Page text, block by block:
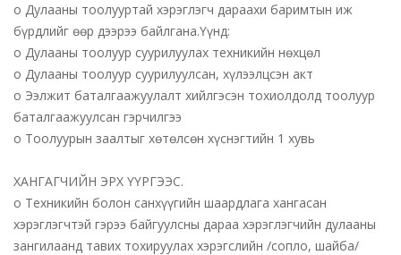
o Дулааны тоолууртай хэрэглэгч дараахи баримтын иж
бүрдлийг өөр дээрээ байлгана.Үүнд:
o Дулааны тоолуур суурилуулах техникийн нөхцөл
o Дулааны тоолуур суурилуулсан, хүлээлцсэн акт
o Ээлжит баталгаажуулалт хийлгэсэн тохиолдолд тоолуур
баталгаажуулсан гэрчилгээ
o Тоолуурын заалтыг хөтөлсөн хүснэгтийн 1 хувь
ХАНГАГЧИЙН ЭРХ ҮҮРГЭЭС.
o Техникийн болон санхүүгийн шаардлага хангасан
хэрэглэгчтэй гэрээ байгуулсны дараа хэрэглэгчийн дулааны
зангилаанд тавих тохируулах хэрэгслийн /сопло, шайба/